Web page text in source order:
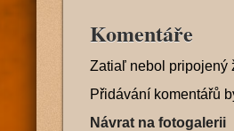
Komentáře
Zatiaľ nebol pripojený
Přidávání komentářů
Návrat na fotogalerii